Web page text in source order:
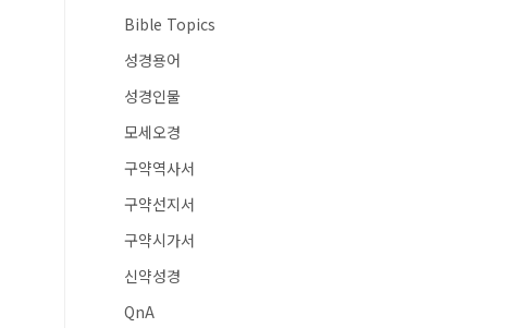
Bible Topics
성경용어
성경인물
모세오경
구약역사서
구약선지서
구약시가서
신약성경
QnA